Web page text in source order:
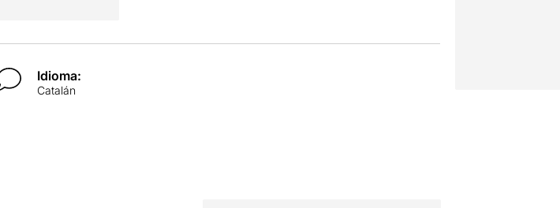
Idioma:
Catalán